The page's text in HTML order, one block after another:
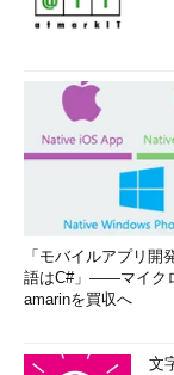
「モバイルアプリ開
語はC#」――マイク
amarinを買収へ
文